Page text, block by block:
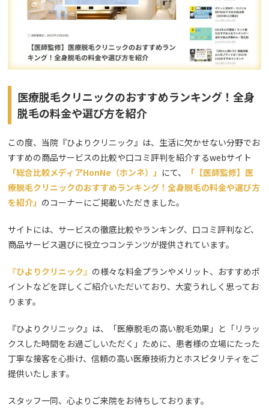
医療脱毛クリニックのおすすめランキング！全身
脱毛の料金や選び方を紹介
この度、当院『ひよりクリニック』は、生活に欠かせない分野でお
すすめの商品サービスの比較や口コミ評判を紹介するwebサイト
「総合比較メディアHonNe（ホンネ）」 にて、
「【医師監修】医
療脱毛クリニックのおすすめランキング！全身脱毛の料金や選び方
を紹介」 のコーナーにご掲載いただきました。
サイトには、 サービスの徹底比較やランキング、口コミ評判など、
商品サービス選びに役立つコンテンツが提供されています。
『ひよりクリニック』 の様々な料金プランやメリット、おすすめポ
イントなどを詳しくご紹介いただいており、大変うれしく思ってお
ります。
『ひよりクリニック』は、「医療脱毛の高い脱毛効果」と「リラッ
クスした時間をお過ごしいただく」ために、 患者様の立場にたった
丁寧な接客を心掛け、信頼の高い医療技術力とホスピタリティ をご
提供いたします。
スタッフ一同、心よりご来院をお待ちしております。